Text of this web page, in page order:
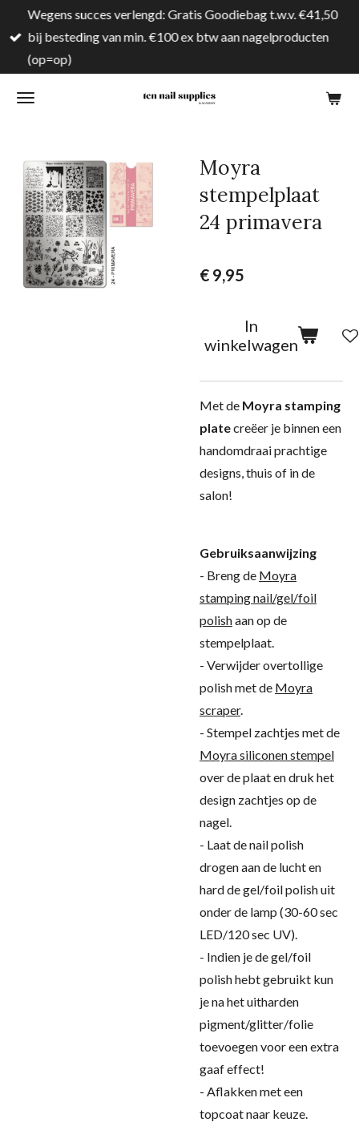
direct
naar
hoofdinhoud
Wegens succes verlengd: Gratis Goodiebag t.w.v. €41,50
bij besteding van min. €100 ex btw aan nagelproducten
(op=op)
Moyra
stempelplaat
24 primavera
€ 9,95
In
winkelwagen
Met de Moyra stamping
platecreëer je binnen een
handomdraai prachtige
designs, thuis of in de
salon!
Gebruiksaanwijzing
- Breng de Moyra
stamping nail/gel/foil
polishaan op de
stempelplaat.
- Verwijder overtollige
polish met de Moyra
scraper.
- Stempel zachtjes met de
Moyra siliconen stempel
over de plaat en druk het
design zachtjes op de
nagel.
- Laat de nail polish
drogen aan de lucht en
hard de gel/foil polish uit
onder de lamp (30-60 sec
LED/120 sec UV).
- Indien je de gel/foil
polish hebt gebruikt kun
je na het uitharden
pigment/glitter/folie
toevoegen voor een extra
gaaf effect!
- Aflakken met een
topcoat naar keuze.